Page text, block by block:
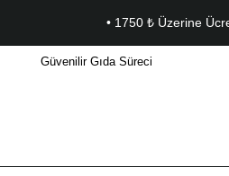
• 1750 ₺ Üzerine
Güvenilir Gıda Süreci